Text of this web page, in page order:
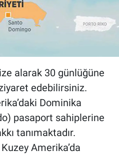
alarak 30 günlüğüne
edebilirsiniz.
Dominika
pasaport sahiplerine
tanımaktadır.
Amerika’da